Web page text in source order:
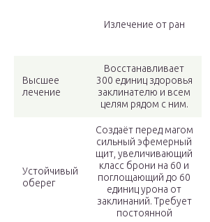
Излечение от ран
Высшее
лечение
Восстанавливает
300 единиц здоровья
заклинателю и всем
целям рядом с ним.
Устойчивый
оберег
Создаёт перед магом
сильный эфемерный
щит, увеличивающий
класс брони на 60 и
поглощающий до 60
единиц урона от
заклинаний. Требует
постоянной